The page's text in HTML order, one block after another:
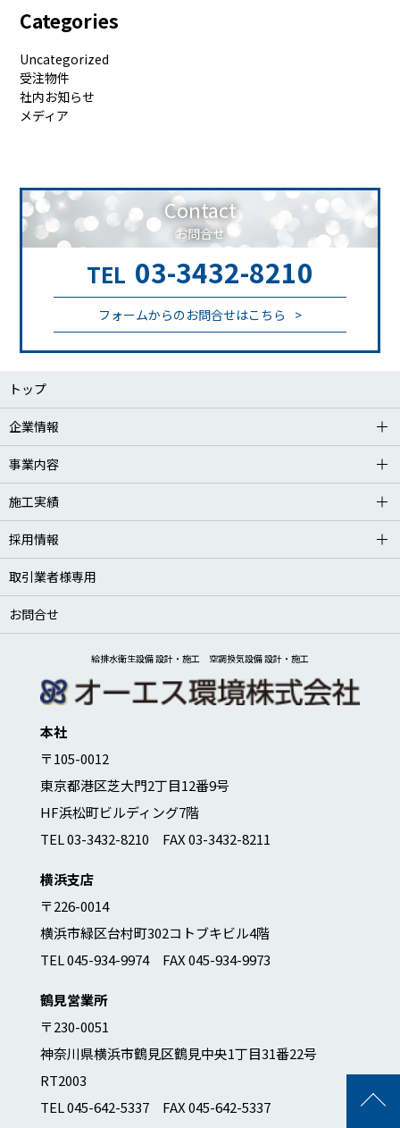
Categories
Uncategorized
受注物件
社内お知らせ
メディア
Contact
お問合せ
TEL 03-3432-8210
フォームからのお問合せはこちら
給排水衛生設備 設計・施工 空調換気設備 設計・施工
本社
〒105-0012
東京都港区芝大門2丁目12番9号
HF浜松町ビルディング7階
TEL 03-3432-8210 FAX 03-3432-8211
横浜支店
〒226-0014
横浜市緑区台村町302コトブキビル4階
TEL 045-934-9974 FAX 045-934-9973
鶴見営業所
〒230-0051
神奈川県横浜市鶴見区鶴見中央1丁目31番22号
RT2003
TEL 045-642-5337 FAX 045-642-5337
トップ
企業情報
事業内容
施工実績
採用情報
取引業者様専用
お問合せ